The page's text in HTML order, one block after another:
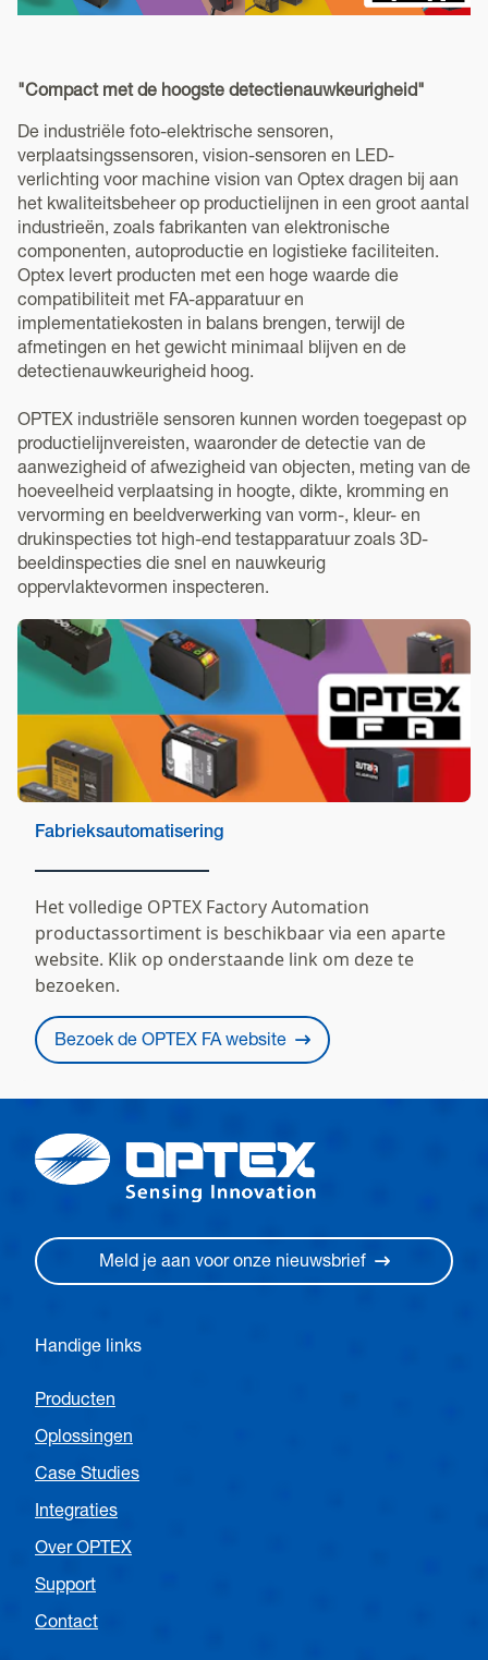
"Compact met de hoogste detectienauwkeurigheid"
De industriële foto-elektrische sensoren,
verplaatsingssensoren, vision-sensoren en LED-
verlichting voor machine vision van Optex dragen bij aan
het kwaliteitsbeheer op productielijnen in een groot aantal
industrieën, zoals fabrikanten van elektronische
componenten, autoproductie en logistieke faciliteiten.
Optex levert producten met een hoge waarde die
compatibiliteit met FA-apparatuur en
implementatiekosten in balans brengen, terwijl de
afmetingen en het gewicht minimaal blijven en de
detectienauwkeurigheid hoog.
OPTEX industriële sensoren kunnen worden toegepast op
productielijnvereisten, waaronder de detectie van de
aanwezigheid of afwezigheid van objecten, meting van de
hoeveelheid verplaatsing in hoogte, dikte, kromming en
vervorming en beeldverwerking van vorm-, kleur- en
drukinspecties tot high-end testapparatuur zoals 3D-
beeldinspecties die snel en nauwkeurig
oppervlaktevormen inspecteren.
Fabrieksautomatisering
Het volledige OPTEX Factory Automation
productassortiment is beschikbaar via een aparte
website. Klik op onderstaande link om deze te
bezoeken.
Bezoek de OPTEX FA website
Meld je aan voor onze nieuwsbrief
Handige links
Producten
Oplossingen
Case Studies
Integraties
Over OPTEX
Support
Contact